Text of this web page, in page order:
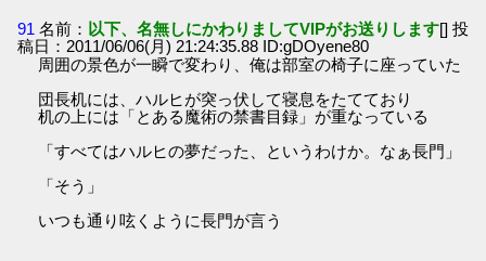
91 名前： 以下、名無しにかわりましてVIPがお送りします[] 投
稿日：2011/06/06(月) 21:24:35.88 ID:gDOyene80
周囲の景色が一瞬で変わり、俺は部室の椅子に座っていた
団長机には、ハルヒが突っ伏して寝息をたてており
机の上には「とある魔術の禁書目録」が重なっている
「すべてはハルヒの夢だった、というわけか。なぁ長門」
「そう」
いつも通り呟くように長門が言う